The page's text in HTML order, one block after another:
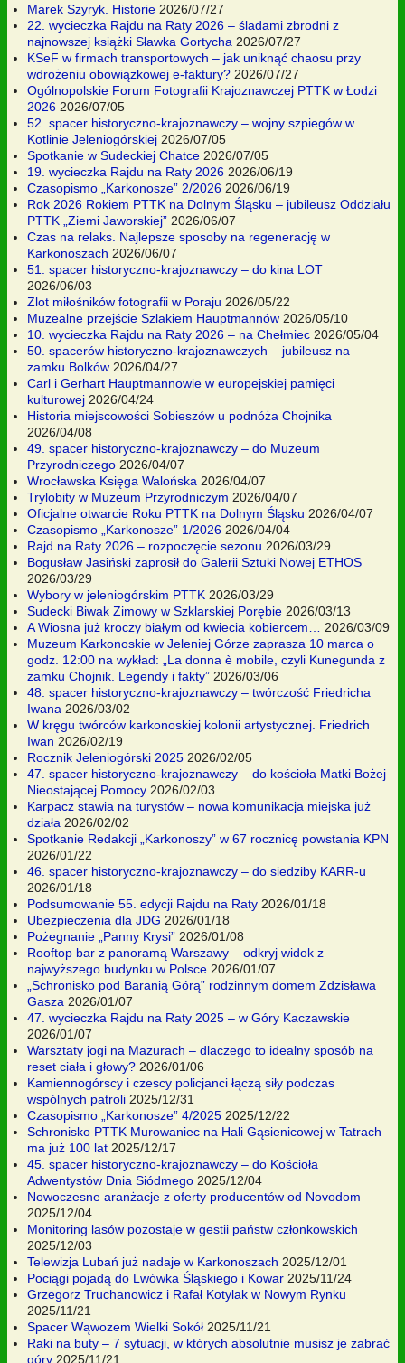
Marek Szyryk. Historie 2026/07/27
22. wycieczka Rajdu na Raty 2026 – śladami zbrodni z
najnowszej książki Sławka Gortycha 2026/07/27
KSeF w firmach transportowych – jak uniknąć chaosu przy
wdrożeniu obowiązkowej e-faktury? 2026/07/27
Ogólnopolskie Forum Fotografii Krajoznawczej PTTK w Łodzi
2026 2026/07/05
52. spacer historyczno-krajoznawczy – wojny szpiegów w
Kotlinie Jeleniogórskiej 2026/07/05
Spotkanie w Sudeckiej Chatce 2026/07/05
19. wycieczka Rajdu na Raty 2026 2026/06/19
Czasopismo „Karkonosze” 2/2026 2026/06/19
Rok 2026 Rokiem PTTK na Dolnym Śląsku – jubileusz Oddziału
PTTK „Ziemi Jaworskiej” 2026/06/07
Czas na relaks. Najlepsze sposoby na regenerację w
Karkonoszach 2026/06/07
51. spacer historyczno-krajoznawczy – do kina LOT
2026/06/03
Zlot miłośników fotografii w Poraju 2026/05/22
Muzealne przejście Szlakiem Hauptmannów 2026/05/10
10. wycieczka Rajdu na Raty 2026 – na Chełmiec 2026/05/04
50. spacerów historyczno-krajoznawczych – jubileusz na
zamku Bolków 2026/04/27
Carl i Gerhart Hauptmannowie w europejskiej pamięci
kulturowej 2026/04/24
Historia miejscowości Sobieszów u podnóża Chojnika
2026/04/08
49. spacer historyczno-krajoznawczy – do Muzeum
Przyrodniczego 2026/04/07
Wrocławska Księga Walońska 2026/04/07
Trylobity w Muzeum Przyrodniczym 2026/04/07
Oficjalne otwarcie Roku PTTK na Dolnym Śląsku 2026/04/07
Czasopismo „Karkonosze” 1/2026 2026/04/04
Rajd na Raty 2026 – rozpoczęcie sezonu 2026/03/29
Bogusław Jasiński zaprosił do Galerii Sztuki Nowej ETHOS
2026/03/29
Wybory w jeleniogórskim PTTK 2026/03/29
Sudecki Biwak Zimowy w Szklarskiej Porębie 2026/03/13
A Wiosna już kroczy białym od kwiecia kobiercem…
2026/03/09
Muzeum Karkonoskie w Jeleniej Górze zaprasza 10 marca o
godz. 12:00 na wykład: „La donna è mobile, czyli Kunegunda z
zamku Chojnik. Legendy i fakty” 2026/03/06
48. spacer historyczno-krajoznawczy – twórczość Friedricha
Iwana 2026/03/02
W kręgu twórców karkonoskiej kolonii artystycznej. Friedrich
Iwan 2026/02/19
Rocznik Jeleniogórski 2025 2026/02/05
47. spacer historyczno-krajoznawczy – do kościoła Matki Bożej
Nieostającej Pomocy 2026/02/03
Karpacz stawia na turystów – nowa komunikacja miejska już
działa 2026/02/02
Spotkanie Redakcji „Karkonoszy” w 67 rocznicę powstania KPN
2026/01/22
46. spacer historyczno-krajoznawczy – do siedziby KARR-u
2026/01/18
Podsumowanie 55. edycji Rajdu na Raty 2026/01/18
Ubezpieczenia dla JDG 2026/01/18
Pożegnanie „Panny Krysi” 2026/01/08
Rooftop bar z panoramą Warszawy – odkryj widok z
najwyższego budynku w Polsce 2026/01/07
„Schronisko pod Baranią Górą” rodzinnym domem Zdzisława
Gasza 2026/01/07
47. wycieczka Rajdu na Raty 2025 – w Góry Kaczawskie
2026/01/07
Warsztaty jogi na Mazurach – dlaczego to idealny sposób na
reset ciała i głowy? 2026/01/06
Kamiennogórscy i czescy policjanci łączą siły podczas
wspólnych patroli 2025/12/31
Czasopismo „Karkonosze” 4/2025 2025/12/22
Schronisko PTTK Murowaniec na Hali Gąsienicowej w Tatrach
ma już 100 lat 2025/12/17
45. spacer historyczno-krajoznawczy – do Kościoła
Adwentystów Dnia Siódmego 2025/12/04
Nowoczesne aranżacje z oferty producentów od Novodom
2025/12/04
Monitoring lasów pozostaje w gestii państw członkowskich
2025/12/03
Telewizja Lubań już nadaje w Karkonoszach 2025/12/01
Pociągi pojadą do Lwówka Śląskiego i Kowar 2025/11/24
Grzegorz Truchanowicz i Rafał Kotylak w Nowym Rynku
2025/11/21
Spacer Wąwozem Wielki Sokół 2025/11/21
Raki na buty – 7 sytuacji, w których absolutnie musisz je zabrać
góry 2025/11/21